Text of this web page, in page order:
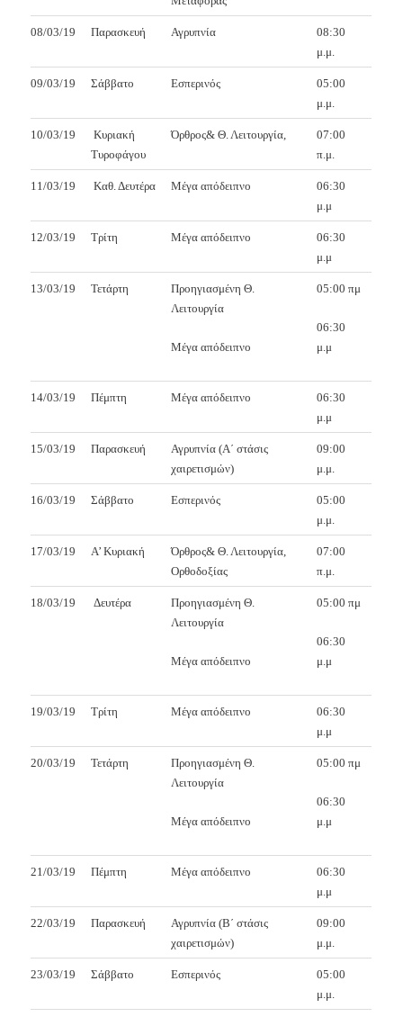
08/03/19 Παρασκευή Αγρυπνία
08:30
μ.μ.
09/03/19 Σάββατο Εσπερινός
05:00
μ.μ.
10/03/19
Κυριακή
Τυροφάγου
Όρθρος& Θ. Λειτουργία,
07:00
π.μ.
11/03/19 Καθ. Δευτέρα Μέγα απόδειπνο
06:30
μ.μ
12/03/19 Τρίτη Μέγα απόδειπνο
06:30
μ.μ
13/03/19 Τετάρτη
Προηγιασμένη Θ.
Λειτουργία
Μέγα απόδειπνο
05:00 πμ
06:30
μ.μ
14/03/19 Πέμπτη Μέγα απόδειπνο
06:30
μ.μ
15/03/19 Παρασκευή
Αγρυπνία (Α΄ στάσις
χαιρετισμών)
09:00
μ.μ.
16/03/19 Σάββατο Εσπερινός
05:00
μ.μ.
17/03/19 Α’ Κυριακή
Όρθρος& Θ. Λειτουργία,
Ορθοδοξίας
07:00
π.μ.
18/03/19 Δευτέρα
Προηγιασμένη Θ.
Λειτουργία
Μέγα απόδειπνο
05:00 πμ
06:30
μ.μ
19/03/19 Τρίτη Μέγα απόδειπνο
06:30
μ.μ
20/03/19 Τετάρτη
Προηγιασμένη Θ.
Λειτουργία
Μέγα απόδειπνο
05:00 πμ
06:30
μ.μ
21/03/19 Πέμπτη Μέγα απόδειπνο
06:30
μ.μ
22/03/19 Παρασκευή
Αγρυπνία (Β΄ στάσις
χαιρετισμών)
09:00
μ.μ.
23/03/19 Σάββατο Εσπερινός
05:00
μ.μ.